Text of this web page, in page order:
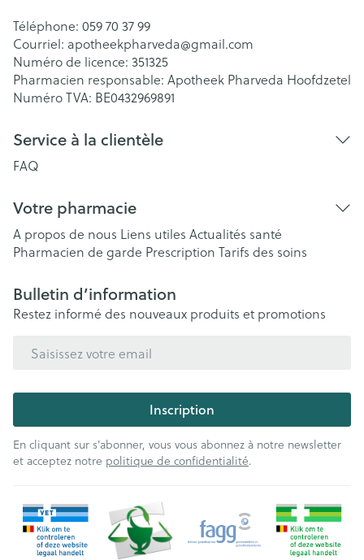
Téléphone: 059 70 37 99
Courriel: apotheekpharveda@gmail.com
Numéro de licence: 351325
Pharmacien responsable: Apotheek Pharveda Hoofdzetel
Numéro TVA: BE0432969891
Service à la clientèle
FAQ
Votre pharmacie
A propos de nous Liens utiles Actualités santé
Pharmacien de garde Prescription Tarifs des soins
Bulletin d’information
Restez informé des nouveaux produits et promotions
Inscription
En cliquant sur s'abonner, vous vous abonnez à notre newsletter
et acceptez notre politique de confidentialité.